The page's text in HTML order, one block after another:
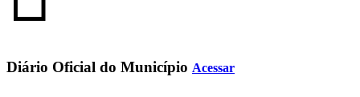
Diário Oficial do Município Acessar